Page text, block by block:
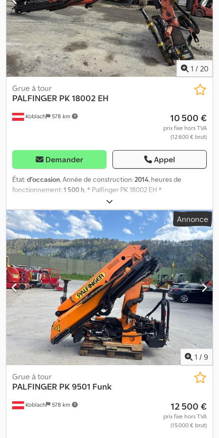
1 / 20
Koblach 578 km
Grue à tour
PALFINGER PK 18002 EH
10 500 €
prix fixe hors TVA
(12 600 € brut)
Demander Appel
État:d'occasion, Année de construction:2014, heures de
fonctionnement:1 500 h, * Palfinger PK 18002 EH *
Télécommande Dcodpfsynu N Usx An Eek * Année de fabrication :
2014 * Dégâts causés par un incendie – voir photos * La grue sera
démontée et chargée * Horaires de travail : Lun–Ven 07:30-12:00,
13:00-18:00, Samedi 07:30-17:00 * E-mail : * Tél/Whatsapp/Viber :
Alexandar Ilic
Annonce
1 / 9
Koblach 578 km
Grue à tour
PALFINGER PK 9501 Funk
12 500 €
prix fixe hors TVA
(15 000 € brut)